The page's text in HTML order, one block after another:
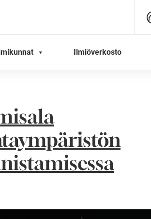
Ilmiöverkosto